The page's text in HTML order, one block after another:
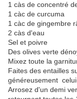
1 càs de concentré
1 càc de curcuma
1 càc de gingembre
2 càs d'eau
Sel et poivre
Des olives verte
Mixez toute la
Faites des entailles
généreusement
Arrosez d'un demi